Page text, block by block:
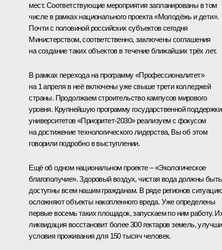
мест. Соответствующие мероприятия запланированы в том
числе в рамках национального проекта «Молодёжь и дети».
Почти с половиной российских субъектов сегодня
Министерством, соответственно, заключены соглашения
на создание таких объектов в течение ближайших трёх лет.
В рамках перехода на программу «Профессионалитет»
на 1 апреля в неё включены уже свыше трети колледжей
страны. Продолжаем строительство кампусов мирового
уровня. Крупнейшую программу государственной поддержки
университетов «Приоритет-2030» реализуем с фокусом
на достижение технологического лидерства, Вы об этом
говорили подробно в выступлении.
Ещё об одном национальном проекте – «Экологическое
благополучие». Здоровый воздух, чистая вода должны быть
доступны всем нашим гражданам. В ряде регионов
осложняют объекты накопленного вреда. Уже определены
первые восемь таких площадок, запускаем по ним работу.
ликвидация восстановит более 300 гектаров земель,
условия проживания для 150 тысяч человек.